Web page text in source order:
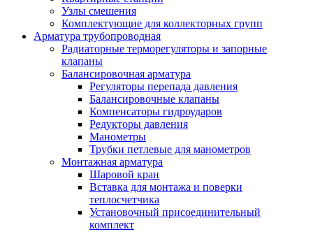
Узлы смешения
Комплектующие для коллекторных групп
Арматура трубопроводная
Радиаторные терморегуляторы и запорные
клапаны
Балансировочная арматура
Регуляторы перепада давления
Балансировочные клапаны
Компенсаторы гидроударов
Редукторы давления
Манометры
Трубки петлевые для манометров
Монтажная арматура
Шаровой кран
Вставка для монтажа и поверки
теплосчетчика
Установочный присоединительный
комплект